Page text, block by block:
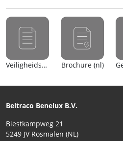
Veiligheidsblad (nl) Brochure (nl)
Beltraco Benelux B.V.
Biestkampweg 21
5249 JV Rosmalen (NL)